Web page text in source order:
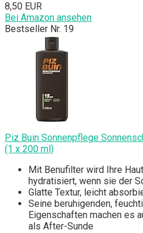
8,50 EUR
Bei Amazon ansehen
Bestseller Nr. 19
Piz Buin Sonnenpflege
(1 x 200 ml)
Mit Benufilter wird Ihre
hydratisiert, wenn sie der
Glatte Textur, leicht
Seine beruhigenden,
Eigenschaften machen es
als After-Sunde